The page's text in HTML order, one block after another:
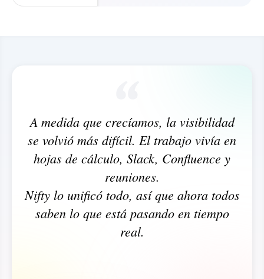
A medida que crecíamos, la visibilidad
se volvió más difícil. El trabajo vivía en
hojas de cálculo, Slack, Confluence y
reuniones.
Nifty lo unificó todo, así que ahora todos
saben lo que está pasando en tiempo
real.